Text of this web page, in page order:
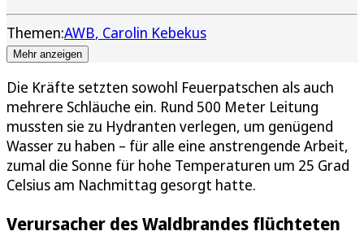
Themen:AWB Carolin Kebekus
Mehr anzeigen
Die Kräfte setzten sowohl Feuerpatschen als auch
mehrere Schläuche ein. Rund 500 Meter Leitung
mussten sie zu Hydranten verlegen, um genügend
Wasser zu haben – für alle eine anstrengende Arbeit,
zumal die Sonne für hohe Temperaturen um 25 Grad
Celsius am Nachmittag gesorgt hatte.
Verursacher des Waldbrandes flüchteten